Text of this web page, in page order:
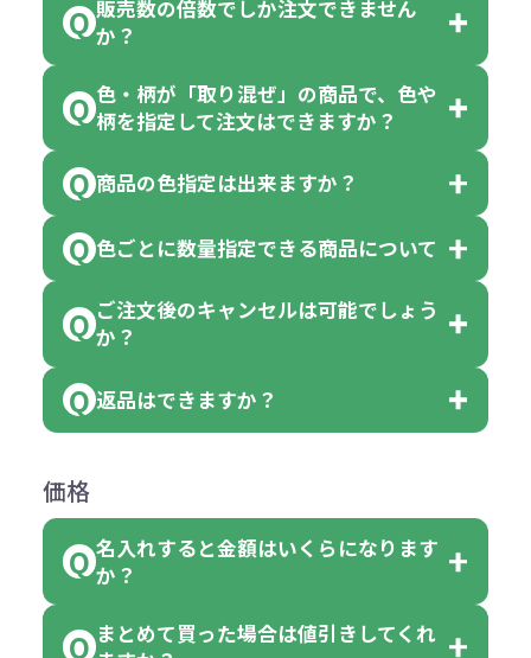
販売数の倍数でしか注文できません
か？
一部商品（※）を除き、注文可能数
です。
ります。
【例】注文可能数が100個の場合
は、100個以上でしたら、何個でも
可能です。
色・柄が「取り混ぜ」の商品で、色や
柄を指定して注文はできますか？
「色・柄 取り混ぜ」のラベルがつい
ている商品は、色指定不可となって
ん。
但し、ロゴなど名入れ印刷をされる
商品の色指定は出来ますか？
色指定できる商品もございますが商
品の詳細に「色・柄 取り混ぜ」のラ
ベルや商品画像に「〇色取混ぜ」な
ては色指定が出来ません。
れ等分で100個ずつ入って参ります。
（割り切れない場合は数個単位で前
色ごとに数量指定できる商品について
「選べる本体色」のラベルが付いて
す。
い。
例えば…
クエアトート」を300個注文した場
ご注文後のキャンセルは可能でしょう
か？
お客様都合でのキャンセルは、制作
がございます。
ご注文の際は、十分にご確認・ご検
返品はできますか？
めご了承ください。
ただし下記の場合は承っております
●初期不良または不良品（破損、故
価格
名入れすると金額はいくらになります
か？
名入れありの場合の代金の計算方法
まとめて買った場合は値引きしてくれ